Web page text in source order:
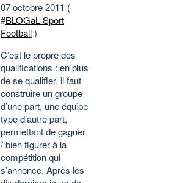
07 octobre 2011 (
#BLOGaL Sport
Football)
C’est le propre des
qualifications : en plus
de se qualifier, il faut
construire un groupe
d’une part, une équipe
type d’autre part,
permettant de gagner
/ bien figurer à la
compétition qui
s’annonce. Après les